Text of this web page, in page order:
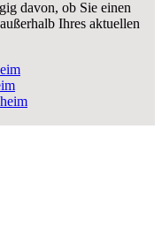
davon, ob Sie einen
Ihres aktuellen